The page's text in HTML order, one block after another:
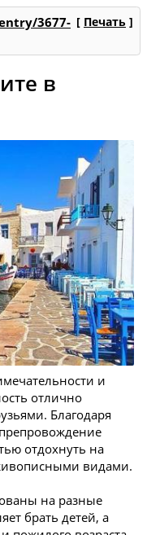
[ Печать ]
3677-
в
и
отлично
Благодаря
отдохнуть на
видами.
на разные
брать детей, а